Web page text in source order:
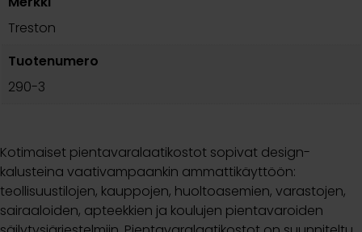
Treston
Tuotenumero
290-3
Kotimaiset pientavaralaatikostot sopivat design-
kalusteina vaativampaankin ammattikäyttöön:
teollisuustilojen, kauppojen, huoltoasemien, varastojen,
sairaaloiden, apteekkien ja koulujen pientavaroiden